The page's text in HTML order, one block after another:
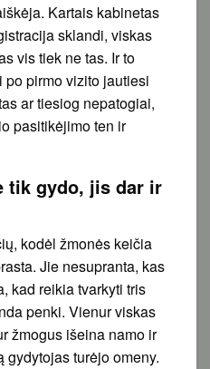
Kartais kabinetas
sklandi, viskas
vis tiek ne tas. Ir to
pirmo vizito jautiesi
ar tiesiog nepatogiai,
pasitikėjimo ten ir
tik gydo, jis dar ir
kodėl žmonės keičia
Jie nesupranta, kas
kad reikia tvarkyti tris
penki. Vienur viskas
žmogus išeina namo ir
turėjo omeny.